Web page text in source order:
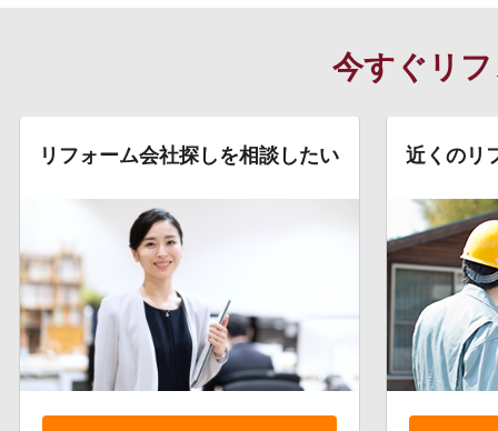
今すぐリ
リフォーム会社探しを相談したい 近くのリ